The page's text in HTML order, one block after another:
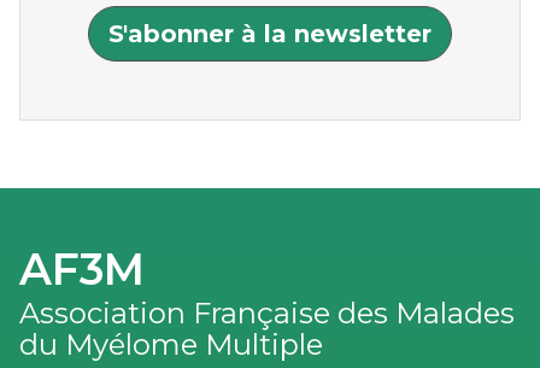
S'abonner à la newsletter
AF3M
Association Française des Malades
du Myélome Multiple